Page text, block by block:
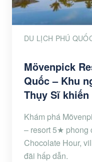
DU LỊCH PHÚ
Mövenpick
Quốc – Khu
Thụy Sĩ
Khám phá
– resort 5★ phong
Chocolate Hour,
đãi hấp dẫn.